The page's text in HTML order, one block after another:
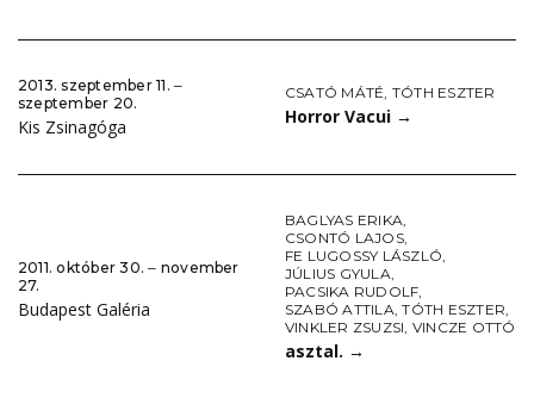
2013. szeptember 11. ‒
szeptember 20.
Kis Zsinagóga
CSATÓ MÁTÉ TÓTH ESZTER
Horror Vacui →
2011. október 30. ‒ november
27.
Budapest Galéria
BAGLYAS ERIKA,
CSONTÓ LAJOS,
FE LUGOSSY LÁSZLÓ,
JÚLIUS GYULA,
PACSIKA RUDOLF,
SZABÓ ATTILA,TÓTH ESZTER,
VINKLER ZSUZSI, VINCZE OTTÓ
asztal. →